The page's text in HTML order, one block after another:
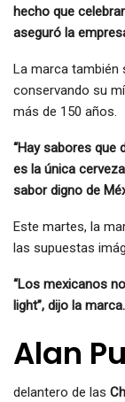
hecho que
aseguró la
La marca también
conservando su
más de 150 años.
“Hay sabores que
es la única
sabor digno de
Este martes, la
las supuestas
“Los mexicanos
light”, dijo la marca.
Alan
delantero de las